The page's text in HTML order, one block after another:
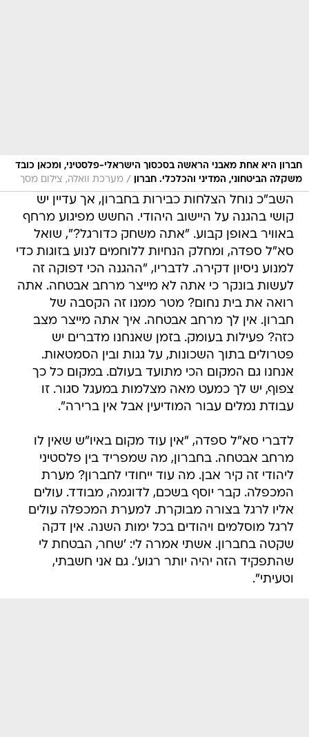
חברון היא אחת מאבני הראשה בסכסוך הישראלי-פלסטיני, ומכאן כובד
משקלה הביטחוני, המדיני והכלכלי. חברון
/ מערכת וואלה, צילום מסך
השב"כ נוחל הצלחות כבירות בחברון, אך עדיין יש
קושי בהגנה על היישוב היהודי. החשש מפיגוע מרחף
באוויר באופן קבוע. "אתה משחק כדורגל?", שואל
סא"ל ספדה, ומחלק הנחיות ללוחמים לנוע בזוגות כדי
למנוע ניסיון דקירה. לדבריו, "ההגנה הכי דפוקה זה
לעשות בונקר כי אתה לא מייצר מרחב אבטחה. אתה
רואה את בית נחום? מטר ממנו זה הקסבה של
חברון. אין לך מרחב אבטחה. איך אתה מייצר מצב
כזה? פעילות בעומק. בזמן שאנחנו מדברים יש
פטרולים בתוך השכונות, על גגות ובין הסמטאות.
אנחנו גם המקום הכי מתועד בעולם. במקום כל כך
צפוף, יש לך כמעט מאה מצלמות במעגל סגור. זו
עבודת נמלים עבור המודיעין אבל אין ברירה".
לדברי סא"ל ספדה, "אין עוד מקום באיו"ש שאין לו
מרחב אבטחה. בחברון, מה שמפריד בין פלסטיני
ליהודי זה קיר אבן. מה עוד ייחודי לחברון? מערת
המכפלה. קבר יוסף בשכם, לדוגמה, מבודד. עולים
אליו לרגל בצורה מבוקרת. למערת המכפלה עולים
לרגל מוסלמים ויהודים בכל ימות השנה. אין דקה
שקטה בחברון. אשתי אמרה לי: 'שחר, הבטחת לי
שהתפקיד הזה יהיה יותר רגוע'. גם אני חשבתי,
וטעיתי".